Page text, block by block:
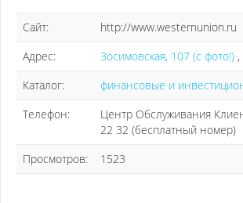
Сайт:
http://www.westernunion.ru
Адрес:
Зосимовская, 107 (с фото!)
Каталог:
финансовые и
Телефон:
Центр Обслуживания
22 32 (бесплатный номер)
Просмотров:
1523